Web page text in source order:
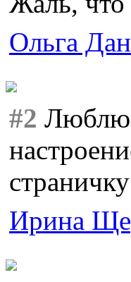
Ольга
#2 Люблю
Ирина